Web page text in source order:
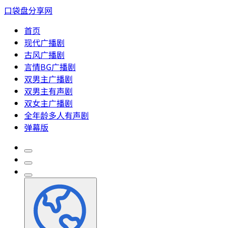
口袋盘分享网
首页
现代广播剧
古风广播剧
言情BG广播剧
双男主广播剧
双男主有声剧
双女主广播剧
全年龄多人有声剧
弹幕版